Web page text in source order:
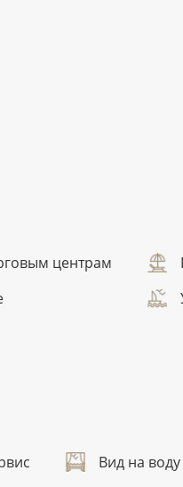
центрам
Вид на воду